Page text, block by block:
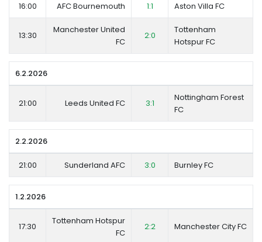
16:00 AFC Bournemouth 1:1 Aston Villa FC
13:30
Manchester United
FC
2:0
Tottenham
Hotspur FC
6.2.2026
21:00 Leeds United FC 3:1
Nottingham Forest
FC
2.2.2026
21:00 Sunderland AFC 3:0 Burnley FC
1.2.2026
17:30
Tottenham Hotspur
FC
2:2 Manchester City FC